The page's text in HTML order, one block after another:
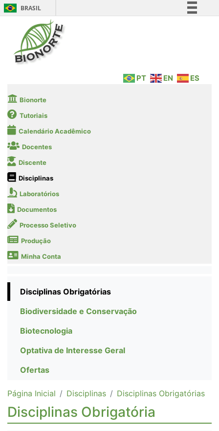
BRASIL
Legislação
PT EN ES
Bionorte
Tutoriais
Calendário Acadêmico
Docentes
Discente
Disciplinas
Laboratórios
Documentos
Processo Seletivo
Produção
Minha Conta
Disciplinas Obrigatórias
Biodiversidade e Conservação
Biotecnologia
Optativa de Interesse Geral
Ofertas
Página Inicial Disciplinas Disciplinas Obrigatórias
Disciplinas Obrigatória